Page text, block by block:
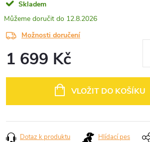
Skladem
12.8.2026
Možnosti doručení
1 699 Kč
VLOŽIT DO KOŠÍKU
Dotaz k produktu Hlídací pes